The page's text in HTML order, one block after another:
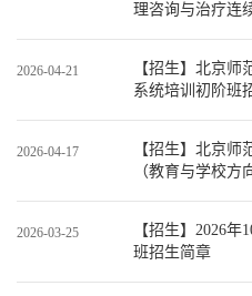
理咨询与治疗连
2026-04-21
【招生】北京
系统培训初阶班
2026-04-17
【招生】北京师
（教育与学校方
2026-03-25
【招生】2026
班招生简章